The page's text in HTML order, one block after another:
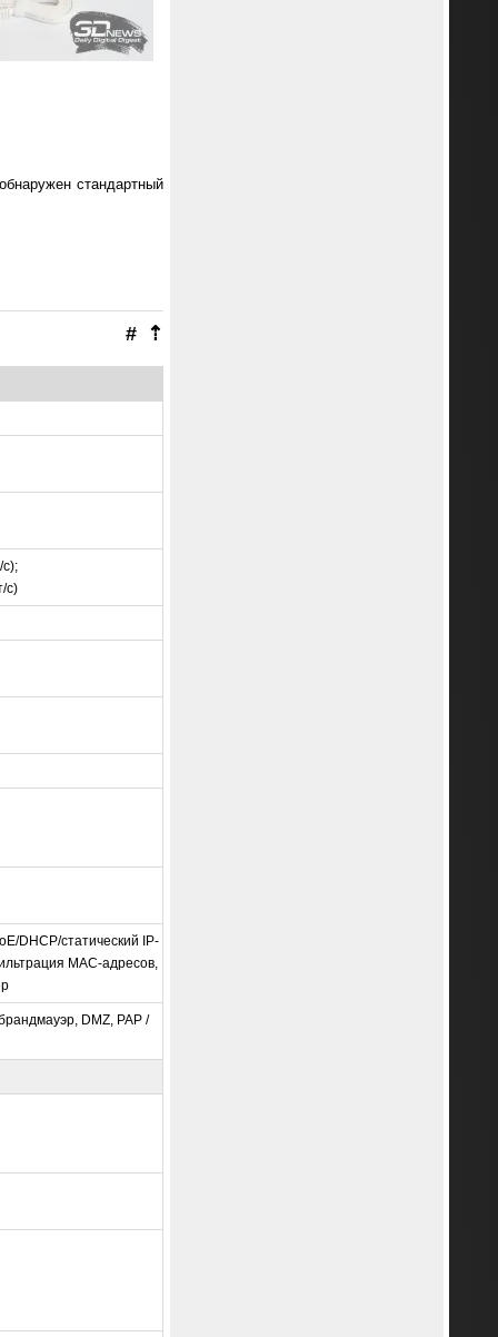
стандартный
⇡
#
с)
DHCP/статический IP-
MAC-адресов,
DMZ, PAP /